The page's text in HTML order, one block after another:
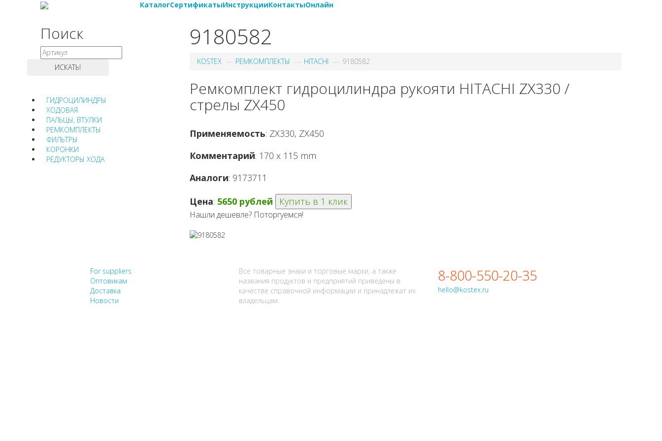
КаталогСертификатыИнструкцииКонтактыОнлайн
Поиск
ГИДРОЦИЛИНДРЫ
ХОДОВАЯ
ПАЛЬЦЫ, ВТУЛКИ
РЕМКОМПЛЕКТЫ
ФИЛЬТРЫ
КОРОНКИ
РЕДУКТОРЫ ХОДА
9180582
KOSTEX РЕМКОМПЛЕКТЫ HITACHI 9180582
Ремкомплект гидроцилиндра рукояти HITACHI ZX330 /
стрелы ZX450
Применяемость: ZX330, ZX450
Комментарий: 170 x 115 mm
Аналоги: 9173711
Цена: 5650 рублей Купить в 1 клик
Нашли дешевле? Поторгуемся!
For suppliers
Оптовикам
Доставка
Новости
Все товарные знаки и торговые марки, а также
названия продуктов и предприятий приведены в
качестве справочной информации и принадлежат их
владельцам.
8-800-550-20-35
hello@kostex.ru